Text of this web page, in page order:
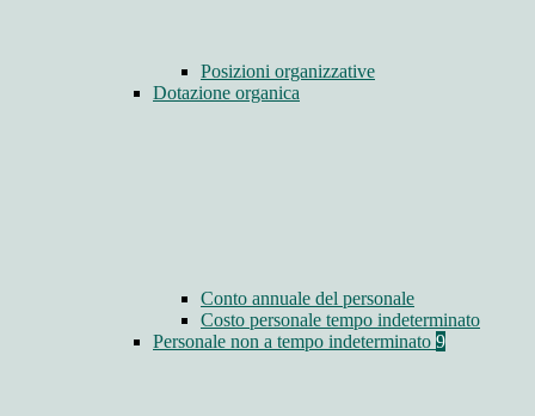
Posizioni organizzative
Dotazione organica
Conto annuale del personale
Costo personale tempo indeterminato
Personale non a tempo indeterminato 9